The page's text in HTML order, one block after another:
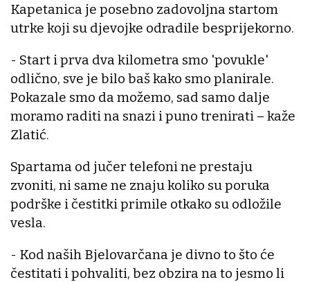
Kapetanica je posebno zadovoljna startom
utrke koji su djevojke odradile besprijekorno.
- Start i prva dva kilometra smo 'povukle'
odlično, sve je bilo baš kako smo planirale.
Pokazale smo da možemo, sad samo dalje
moramo raditi na snazi i puno trenirati – kaže
Zlatić.
Spartama od jučer telefoni ne prestaju
zvoniti, ni same ne znaju koliko su poruka
podrške i čestitki primile otkako su odložile
vesla.
- Kod naših Bjelovarčana je divno to što će
čestitati i pohvaliti, bez obzira na to jesmo li